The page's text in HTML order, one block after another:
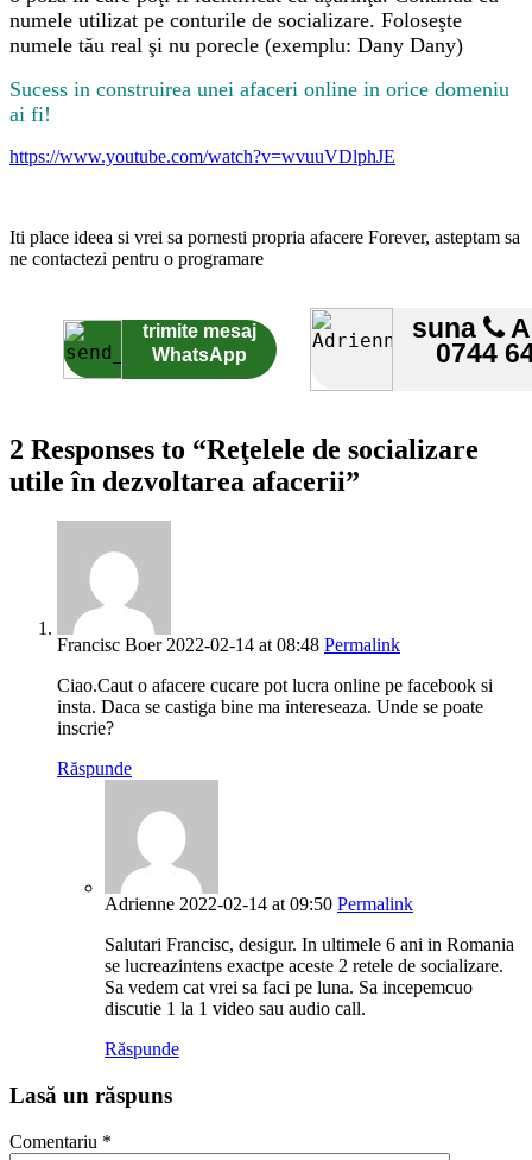
numele utilizat pe conturile de socializare. Foloseşte
numele tău real şi nu porecle (exemplu: Dany Dany)
Sucess in construirea unei afaceri online in orice domeniu
ai fi!
https://www.youtube.com/watch?v=wvuuVDlphJE
Iti place ideea si vrei sa pornesti propria afacere Forever, asteptam sa
ne contactezi pentru o programare
trimite mesaj
WhatsApp
suna
0744
2 Responses to “Reţelele de socializare
utile în dezvoltarea afacerii”
Francisc Boer 2022-02-14 at 08:48 Permalink
Ciao.Caut o afacere cucare pot lucra online pe facebook si
insta. Daca se castiga bine ma intereseaza. Unde se poate
inscrie?
Răspunde
Adrienne 2022-02-14 at 09:50 Permalink
Salutari Francisc, desigur. In ultimele 6 ani in Romania
se lucreazintens exactpe aceste 2 retele de socializare.
Sa vedem cat vrei sa faci pe luna. Sa incepemcuo
discutie 1 la 1 video sau audio call.
Răspunde
Lasă un răspuns
Comentariu *